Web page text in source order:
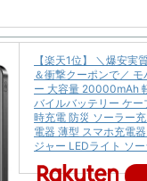
【楽天1位】 ＼爆安実
＆衝撃クーポンで／ モ
ー 大容量 20000mAh
バイルバッテリー ケー
時充電 防災 ソーラー
電器 薄型 スマホ充電
ジャー LEDライト ソ